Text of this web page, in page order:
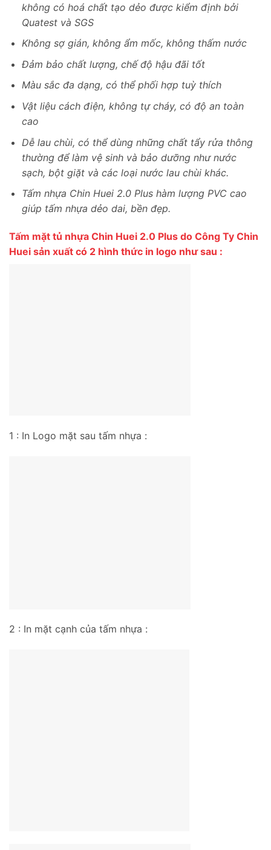
không có hoá chất tạo dẻo được kiểm định bởi
Quatest và SGS
Không sợ gián, không ẩm mốc, không thấm nước
Đảm bảo chất lượng, chế độ hậu đãi tốt
Màu sắc đa dạng, có thể phối hợp tuỳ thích
Vật liệu cách điện, không tự cháy, có độ an toàn
cao
Dễ lau chùi, có thể dùng những chất tẩy rửa thông
thường để làm vệ sinh và bảo dưỡng như nước
sạch, bột giặt và các loại nước lau chùi khác.
Tấm nhựa Chin Huei 2.0 Plus hàm lượng PVC cao
giúp tấm nhựa dẻo dai, bền đẹp.
Tấm mặt tủ nhựa Chin Huei 2.0 Plus do Công Ty Chin
Huei sản xuất có 2 hình thức in logo như sau :
1 : In Logo mặt sau tấm nhựa :
2 : In mặt cạnh của tấm nhựa :